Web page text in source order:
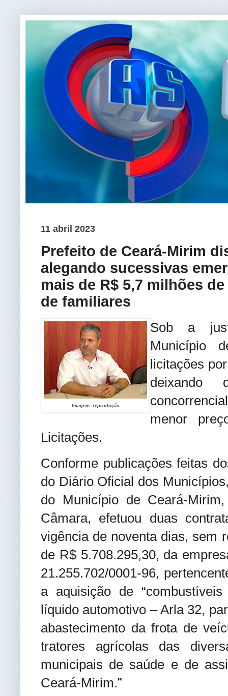
11 abril 2023
Prefeito de Ceará-Mirim
alegando sucessivas
mais de R$ 5,7 milhões
de familiares
Imagem: reprodução
Sob a
Município
licitações
deixando
menor
Licitações.
Conforme publicações feitas
do Diário Oficial dos
do Município de Ceará-
Câmara, efetuou duas
vigência de noventa dias, sem
de R$ 5.708.295,30, da
21.255.702/0001-96,
a aquisição de
líquido automotivo – Arla 32,
abastecimento da frota de
tratores agrícolas das
municipais de saúde e de
Ceará-Mirim.”